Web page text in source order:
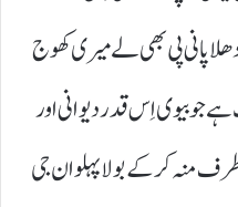
پانی پی بھی لے میری کھوج
جو بیوی اِس قدر دیوانی اور
منہ کر کے بولا پہلوان جی